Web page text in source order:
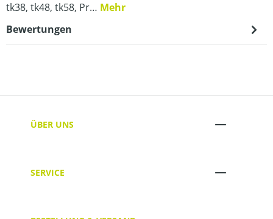
tk38, tk48, tk58, Pr… Mehr
Bewertungen
ÜBER UNS
SERVICE